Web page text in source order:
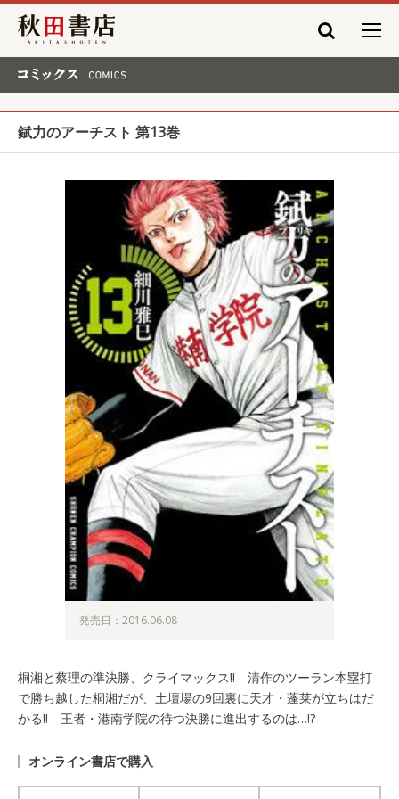
秋田書店
錻力のアーチスト 第13巻
発売日：2016.06.08
桐湘と蔡理の準決勝、クライマックス!! 清作のツーラン本塁打
で勝ち越した桐湘だが、土壇場の9回裏に天才・蓬莱が立ちはだ
かる!! 王者・港南学院の待つ決勝に進出するのは…!?
オンライン書店で購入